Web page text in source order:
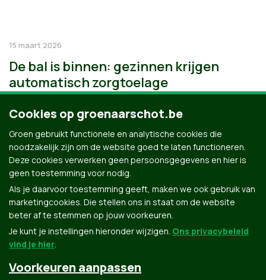
15 maart 2026
De bal is binnen: gezinnen krijgen
automatisch zorgtoelage
Groen.be
Cookies op groenaarschot.be
Groen gebruikt functionele en analytische cookies die
noodzakelijk zijn om de website goed te laten functioneren.
Deze cookies verwerken geen persoonsgegevens en hier is
geen toestemming voor nodig.
Als je daarvoor toestemming geeft, maken we ook gebruik van
marketingcookies. Die stellen ons in staat om de website
beter af te stemmen op jouw voorkeuren.
Je kunt je instellingen hieronder wijzigen. Ons privacybeleid
vind je hier.
Voorkeuren aanpassen